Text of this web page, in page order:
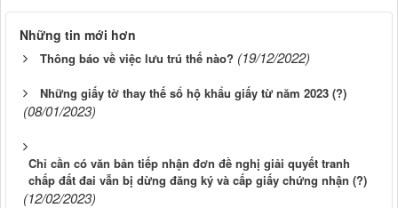
Những tin mới hơn
Thông báo về việc lưu trú thế nào? (19/12/2022)
Những giấy tờ thay thế sổ hộ khẩu giấy từ năm 2023 (?)
(08/01/2023)
Chỉ cần có văn bản tiếp nhận đơn đề nghị giải quyết tranh
chấp đất đai vẫn bị dừng đăng ký và cấp giấy chứng nhận (?)
(12/02/2023)